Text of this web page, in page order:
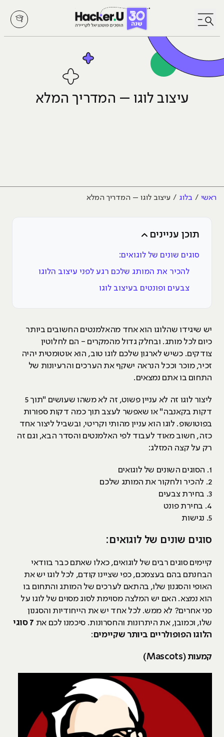
לחץ לפתיחת/סגירת תפריט
עיצוב לוגו – המדריך המלא
ראשי בלוג עיצוב לוגו – המדריך המלא
תוכן עניינים
סוגים שונים של לוגואים:
להכיר את המותג שלכם רגע לפני עיצוב הלוגו
צבעים ופונטים בעיצוב לוגו
יש שיגידו שהלוגו הוא אחד מהאלמנטים החשובים ביותר
כיום לכל מותג. ובחלק גדול מהמקרים - הם לחלוטין
צודקים. כשיש לארגון שלכם לוגו טוב, הוא אוטומטית יהיה
זכיר, מוכר וככל הנראה ישקף את הערכים והרעיונות של
התחום בו אתם נמצאים.
ליצור לוגו זה לא עניין פשוט, זה לא משהו שעושים "תוך 5
דקות בקאנבה" או שאפשר לעצב תוך כמה דקות ספורות
בפוטושופ. לוגו הוא עניין מהותי וקריטי, ובשביל ליצור אחד
כזה, חשוב מאוד לעבוד לפי האלמנטים והסדר הבא, וגם זה
רק על קצה המזלג:
1. הסוגים השונים של לוגואים
2. להכיר ולחקור את המותג שלכם
3. בחירת צבעים
4. בחירת פונט
5. נגישות
סוגים שונים של לוגואים:
קיימים סוגים רבים של לוגואים, כאלו שאתם כבר בוודאי
הבחנתם בהם בעצמכם, כפי שציינו קודם, לכל לוגו יש את
האופי והסגנון שלו, בהתאם לערכים של המותג והתחום בו
הוא נמצא. האם יש המלצה מסוימת לסוג מסוים של לוגו על
פני אחרים? לא ממש. לכל אחד יש את הייחודיות והסגנון
שלו, וכמובן, את היתרונות והחסרונות. סיכמנו לכם את
7 סוגי
הלוגו הפופולריים ביותר שקיימים:
קמעות (Mascots)